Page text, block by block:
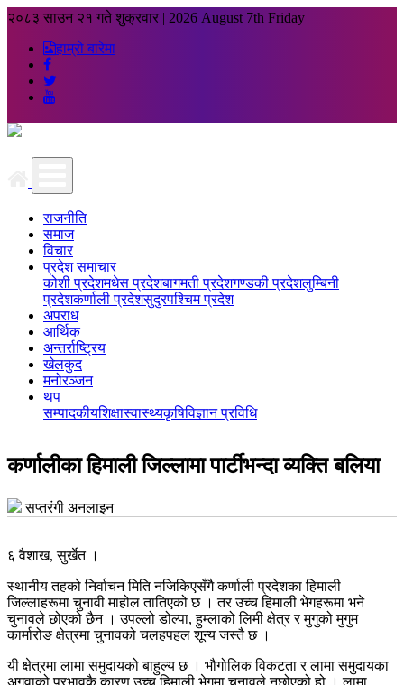
२०८३ साउन २१ गते शुक्रवार | 2026 August 7th Friday
हाम्रो बारेमा
राजनीति
समाज
विचार
प्रदेश समाचार
कोशी प्रदेशमधेस प्रदेशबागमती प्रदेशगण्डकी प्रदेशलुम्बिनी
प्रदेशकर्णाली प्रदेशसुदुरपश्चिम प्रदेश
अपराध
आर्थिक
अन्तर्राष्ट्रिय
खेलकुद
मनोरञ्जन
थप
सम्पादकीयशिक्षास्वास्थ्यकृषिविज्ञान प्रविधि
कर्णालीका हिमाली जिल्लामा पार्टीभन्दा व्यक्ति बलिया
सप्तरंगी अनलाइन
६ वैशाख, सुर्खेत ।
स्थानीय तहको निर्वाचन मिति नजिकिएसँगै कर्णाली प्रदेशका हिमाली
जिल्लाहरूमा चुनावी माहोल तातिएको छ । तर उच्च हिमाली भेगहरूमा भने
चुनावले छोएको छैन । उपल्लो डोल्पा, हुम्लाको लिमी क्षेत्र र मुगुको मुगुम
कार्मारोङ क्षेत्रमा चुनावको चलहपहल शून्य जस्तै छ ।
यी क्षेत्रमा लामा समुदायको बाहुल्य छ । भौगोलिक विकटता र लामा समुदायका
अगुवाको प्रभावकै कारण उच्च हिमाली भेगमा चुनावले नछोएको हो । लामा